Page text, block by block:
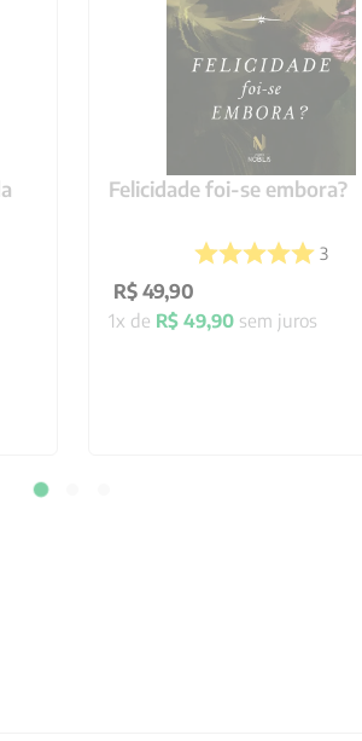
Felicidade foi-se embora?
3
R$ 49,90
1x de R$ 49,90sem juros